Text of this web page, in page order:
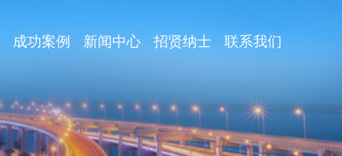
成功案例 新闻中心 招贤纳士 联系我们